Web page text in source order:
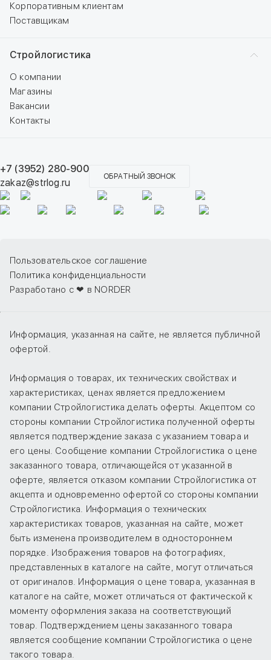
Корпоративным клиентам
Поставщикам
Стройлогистика
О компании
Магазины
Вакансии
Контакты
+7 (3952) 280-900
zakaz@strlog.ru
ОБРАТНЫЙ ЗВОНОК
Пользовательское соглашение
Политика конфиденциальности
Разработано с ❤ в NORDER
Информация, указанная на сайте, не является публичной
офертой.
Информация о товарах, их технических свойствах и
характеристиках, ценах является предложением
компании Стройлогистика делать оферты. Акцептом со
стороны компании Стройлогистика полученной оферты
является подтверждение заказа с указанием товара и
его цены. Сообщение компании Стройлогистика о цене
заказанного товара, отличающейся от указанной в
оферте, является отказом компании Стройлогистика от
акцепта и одновременно офертой со стороны компании
Стройлогистика. Информация о технических
характеристиках товаров, указанная на сайте, может
быть изменена производителем в одностороннем
порядке. Изображения товаров на фотографиях,
представленных в каталоге на сайте, могут отличаться
от оригиналов. Информация о цене товара, указанная в
каталоге на сайте, может отличаться от фактической к
моменту оформления заказа на соответствующий
товар. Подтверждением цены заказанного товара
является сообщение компании Стройлогистика о цене
такого товара.